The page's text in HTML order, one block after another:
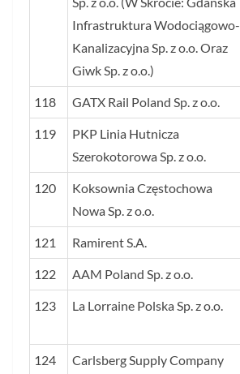
Infrastruktura Wodociągowo-
Kanalizacyjna Sp. z o.o. Oraz
Giwk Sp. z o.o.)
118 GATX Rail Poland Sp. z o.o.
119
PKP Linia Hutnicza
Szerokotorowa Sp. z o.o.
120
Koksownia Częstochowa
Nowa Sp. z o.o.
121 Ramirent S.A.
122 AAM Poland Sp. z o.o.
123 La Lorraine Polska Sp. z o.o.
124
Carlsberg Supply Company